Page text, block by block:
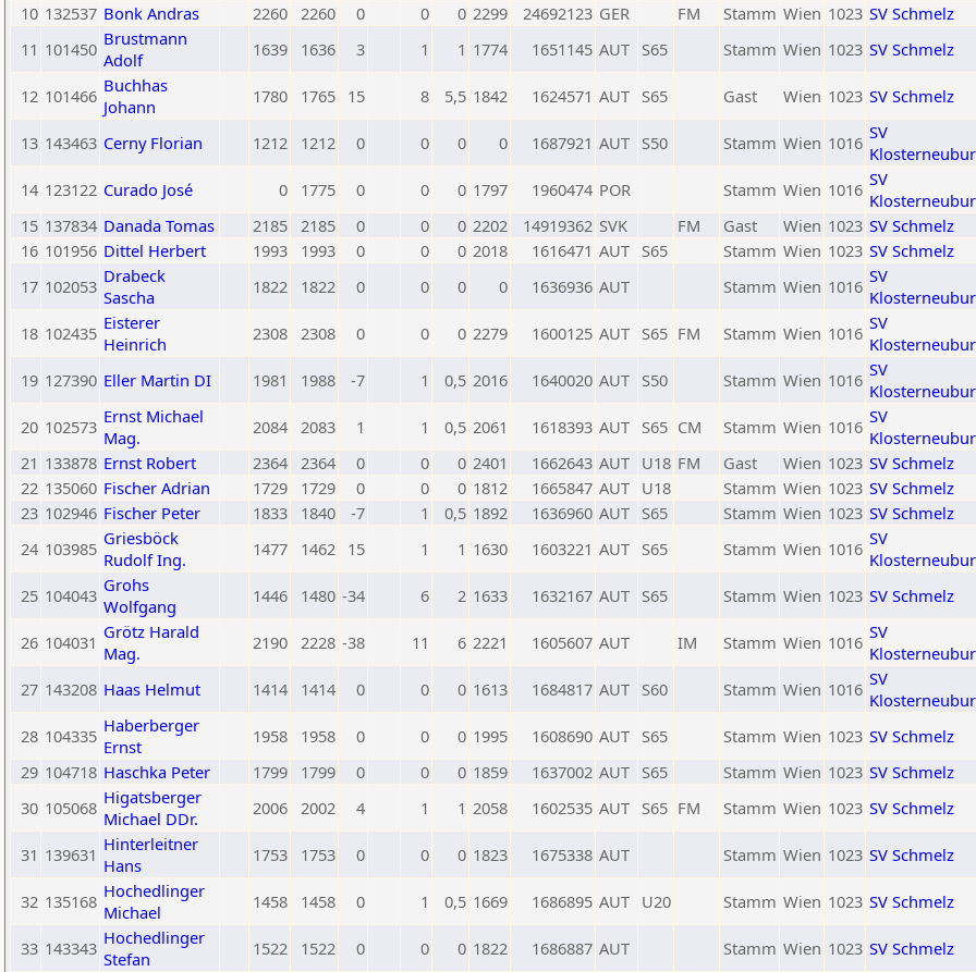
10 132537 Bonk Andras 2260 2260 0 0 0 2299 24692123 GER FM Stamm Wien 1023 SV Schmelz
11 101450 Brustmann
Adolf
1639 1636 3 1 1 1774 1651145 AUT S65 Stamm Wien 1023 SV Schmelz
12 101466 Buchhas
Johann
1780 1765 15 8 5,5 1842 1624571 AUT S65 Gast Wien 1023 SV Schmelz
13 143463 Cerny Florian 1212 1212 0 0 0 0 1687921 AUT S50 Stamm Wien 1016 SV
14 123122 Curado José 0 1775 0 0 0 1797 1960474 POR Stamm Wien 1016 SV
15 137834 Danada Tomas 2185 2185 0 0 0 2202 14919362 SVK FM Gast Wien 1023 SV Schmelz
16 101956 Dittel Herbert 1993 1993 0 0 0 2018 1616471 AUT S65 Stamm Wien 1023 SV Schmelz
17 102053 Drabeck
Sascha
1822 1822 0 0 0 0 1636936 AUT Stamm Wien 1016 SV
18 102435 Eisterer
Heinrich
2308 2308 0 0 0 2279 1600125 AUT S65 FM Stamm Wien 1016 SV
19 127390 Eller Martin DI 1981 1988 -7 1 0,5 2016 1640020 AUT S50 Stamm Wien 1016 SV
20 102573 Ernst Michael
Mag.
2084 2083 1 1 0,5 2061 1618393 AUT S65 CM Stamm Wien 1016 SV
21 133878 Ernst Robert 2364 2364 0 0 0 2401 1662643 AUT U18 FM Gast Wien 1023 SV Schmelz
22 135060 Fischer Adrian 1729 1729 0 0 0 1812 1665847 AUT U18 Stamm Wien 1023 SV Schmelz
23 102946 Fischer Peter 1833 1840 -7 1 0,5 1892 1636960 AUT S65 Stamm Wien 1023 SV Schmelz
24 103985 Griesböck
Rudolf Ing.
1477 1462 15 1 1 1630 1603221 AUT S65 Stamm Wien 1016 SV
25 104043 Grohs
Wolfgang
1446 1480 -34 6 2 1633 1632167 AUT S65 Stamm Wien 1023 SV Schmelz
26 104031 Grötz Harald
Mag.
2190 2228 -38 11 6 2221 1605607 AUT IM Stamm Wien 1016 SV
27 143208 Haas Helmut 1414 1414 0 0 0 1613 1684817 AUT S60 Stamm Wien 1016 SV
28 104335 Haberberger
Ernst
1958 1958 0 0 0 1995 1608690 AUT S65 Stamm Wien 1023 SV Schmelz
29 104718 Haschka Peter 1799 1799 0 0 0 1859 1637002 AUT S65 Stamm Wien 1023 SV Schmelz
30 105068 Higatsberger
Michael DDr.
2006 2002 4 1 1 2058 1602535 AUT S65 FM Stamm Wien 1023 SV Schmelz
31 139631 Hinterleitner
Hans
1753 1753 0 0 0 1823 1675338 AUT Stamm Wien 1023 SV Schmelz
32 135168 Hochedlinger
Michael
1458 1458 0 1 0,5 1669 1686895 AUT U20 Stamm Wien 1023 SV Schmelz
33 143343 Hochedlinger
Stefan
1522 1522 0 0 0 1822 1686887 AUT Stamm Wien 1023 SV Schmelz